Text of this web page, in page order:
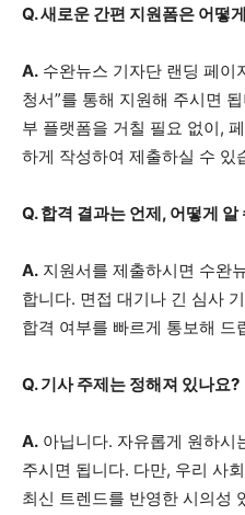
Q. 새로운 간편 지원폼은 어떻
A. 수완뉴스 기자단 랜딩 페이
청서”를 통해 지원해 주시면
부 플랫폼을 거칠 필요 없이,
하게 작성하여 제출하실 수 있
Q. 합격 결과는 언제, 어떻게 알
A. 지원서를 제출하시면 수완
합니다. 면접 대기나 긴 심사
합격 여부를 빠르게 통보해 드
Q. 기사 주제는 정해져 있나요?
A. 아닙니다. 자유롭게 원하시
주시면 됩니다. 다만, 우리 사
최신 트렌드를 반영한 시의성